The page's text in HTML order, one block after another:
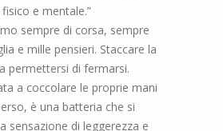
e mentale.”
sempre di corsa, sempre
e mille pensieri. Staccare la
permettersi di fermarsi.
a coccolare le proprie mani
è una batteria che si
sensazione di leggerezza e